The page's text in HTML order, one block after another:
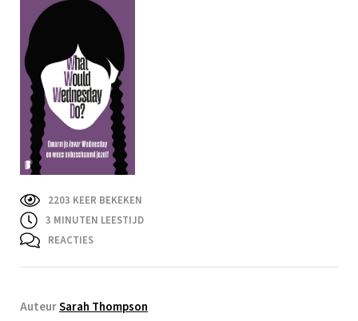
2203 KEER BEKEKEN
3 MINUTEN LEESTIJD
REACTIES
AuteurSarah Thompson